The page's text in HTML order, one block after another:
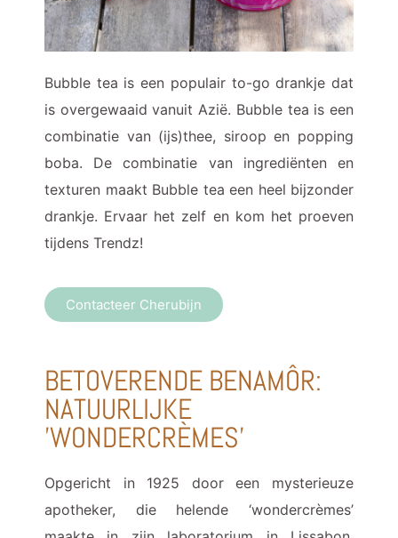
Bubble tea is een populair to-go drankje dat
is overgewaaid vanuit Azië. Bubble tea is een
combinatie van (ijs)thee, siroop en popping
boba. De combinatie van ingrediënten en
texturen maakt Bubble tea een heel bijzonder
drankje. Ervaar het zelf en kom het proeven
tijdens Trendz!
Contacteer Cherubijn
BETOVERENDE BENAMÔR:
NATUURLIJKE
'WONDERCRÈMES'
Opgericht in 1925 door een mysterieuze
apotheker, die helende ‘wondercrèmes’